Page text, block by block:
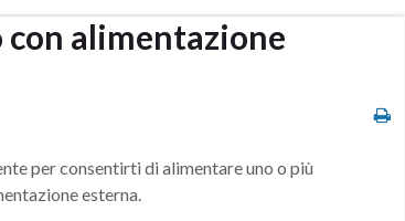
alimentazione
per consentirti di alimentare uno o più
esterna.